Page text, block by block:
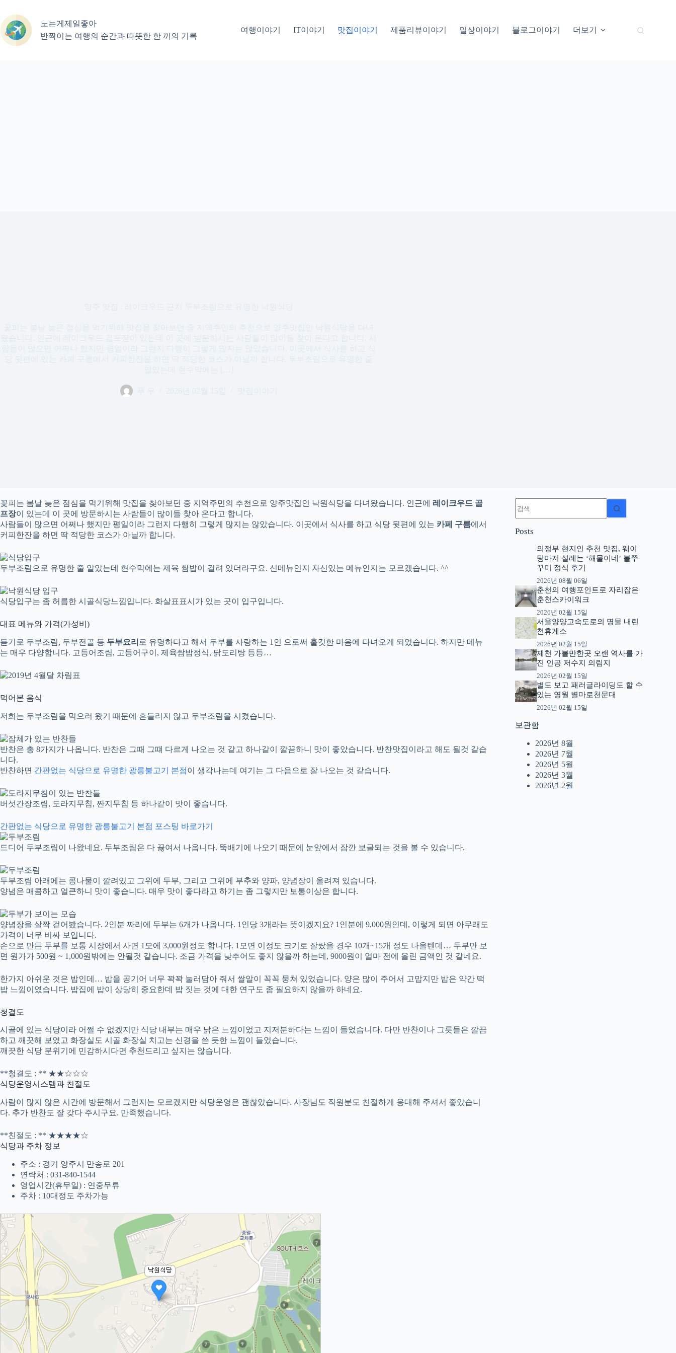
으
로
노는게제일좋아
반짝이는 여행의 순간과 따뜻한 한 끼의 기록
여행이야기 IT이야기 맛집이야기 제품리뷰이야기 일상이야기 블로그이야기 더보기
꽃피는 봄날 늦은 점심을 먹기위해 맛집을 찾아보던 중 지역주민의 추천으로 양주맛집인 낙원식당을 다녀왔습니다. 인근에 레이크우드 골
프장이 있는데 이 곳에 방문하시는 사람들이 많이들 찾아 온다고 합니다.
사람들이 많으면 어쩌나 했지만 평일이라 그런지 다행히 그렇게 많지는 않았습니다. 이곳에서 식사를 하고 식당 뒷편에 있는 카페 구름에서
커피한잔을 하면 딱 적당한 코스가 아닐까 합니다.
두부조림으로 유명한 줄 알았는데 현수막에는 제육 쌈밥이 걸려 있더라구요. 신메뉴인지 자신있는 메뉴인지는 모르겠습니다. ^^
식당입구는 좀 허름한 시골식당느낌입니다. 화살표표시가 있는 곳이 입구입니다.
대표 메뉴와 가격(가성비)
듣기로 두부조림, 두부전골 등 두부요리 로 유명하다고 해서 두부를 사랑하는 1인 으로써 홀깃한 마음에 다녀오게 되었습니다. 하지만 메뉴
는 매우 다양합니다. 고등어조림, 고등어구이, 제육쌈밥정식, 닭도리탕 등등…
먹어본 음식
저희는 두부조림을 먹으러 왔기 떄문에 흔들리지 않고 두부조림을 시켰습니다.
반찬은 총 8가지가 나옵니다. 반찬은 그때 그떄 다르게 나오는 것 같고 하나같이 깔끔하니 맛이 좋았습니다. 반찬맛집이라고 해도 될것 같습
니다.
반찬하면 간판없는 식당으로 유명한 광릉불고기 본점이 생각나는데 여기는 그 다음으로 잘 나오는 것 같습니다.
버섯간장조림, 도라지무침, 짠지무침 등 하나같이 맛이 좋습니다.
간판없는 식당으로 유명한 광릉불고기 본점 포스팅 바로가기
드디어 두부조림이 나왔네요. 두부조림은 다 끓여서 나옵니다. 뚝배기에 나오기 때문에 눈앞에서 잠깐 보글되는 것을 볼 수 있습니다.
두부조림 아래에는 콩나물이 깔려있고 그위에 두부, 그리고 그위에 부추와 양파, 양념장이 올려져 있습니다.
양념은 매콤하고 얼큰하니 맛이 좋습니다. 매우 맛이 좋다라고 하기는 좀 그렇지만 보통이상은 합니다.
양념장을 살짝 걷어봤습니다. 2인분 짜리에 두부는 6개가 나옵니다. 1인당 3개라는 뜻이겠지요? 1인분에 9,000원인데, 이렇게 되면 아무래도
가격이 너무 비싸 보입니다.
손으로 만든 두부를 보통 시장에서 사면 1모에 3,000원정도 합니다. 1모면 이정도 크기로 잘랐을 경우 10개~15개 정도 나올텐데… 두부만 보
면 원가가 500원 ~ 1,000원밖에는 안될것 같습니다. 조금 가격을 낮추어도 좋지 않을까 하는데, 9000원이 얼마 전에 올린 금액인 것 같네요.
한가지 아쉬운 것은 밥인데… 밥을 공기어 너무 꽉꽉 눌러담아 줘서 쌀알이 꼭꼭 뭉쳐 있었습니다. 양은 많이 주어서 고맙지만 밥은 약간 떡
밥 느낌이였습니다. 밥집에 밥이 상당히 중요한데 밥 짓는 것에 대한 연구도 좀 필요하지 않을까 하네요.
청결도
시골에 있는 식당이라 어쩔 수 없겠지만 식당 내부는 매우 낡은 느낌이었고 지저분하다는 느낌이 들었습니다. 다만 반찬이나 그릇들은 깔끔
하고 깨끗해 보였고 화장실도 시골 화장실 치고는 신경을 쓴 듯한 느낌이 들었습니다.
깨끗한 식당 분위기에 민감하시다면 추천드리고 싶지는 않습니다.
**청결도 : ** ★★☆☆☆
식당운영시스템과 친절도
사람이 많지 않은 시간에 방문해서 그런지는 모르겠지만 식당운영은 괜찮았습니다. 사장님도 직원분도 친절하게 응대해 주셔서 좋았습니
다. 추가 반찬도 잘 갖다 주시구요. 만족했습니다.
**친절도 : ** ★★★★☆
식당과 주차 정보
주소 : 경기 양주시 만송로 201
연락처 : 031-840-1544
영업시간(휴무일) : 연중무류
주차 : 10대정도 주차가능
과
음
Posts
의정부 현지인 추천 맛집, 웨이
팅마저 설레는 ‘해물이네’ 불쭈
꾸미 정식 후기
2026년 08월 06일
춘천의 여행포인트로 자리잡은
춘천스카이워크
2026년 02월 15일
서울양양고속도로의 명물 내린
천휴게소
2026년 02월 15일
제천 가볼만한곳 오랜 역사를 가
진 인공 저수지 의림지
2026년 02월 15일
별도 보고 패러글라이딩도 할 수
있는 영월 별마로천문대
2026년 02월 15일
보관함
2026년 8월
2026년 7월
2026년 5월
2026년 3월
2026년 2월